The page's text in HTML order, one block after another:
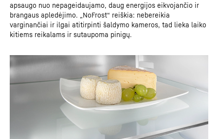
apsaugo nuo nepageidaujamo, daug energijos eikvojančio ir
brangaus apledėjimo. „NoFrost“ reiškia: nebereikia
varginančiai ir ilgai atitirpinti šaldymo kameros, tad lieka laiko
kitiems reikalams ir sutaupoma pinigų.